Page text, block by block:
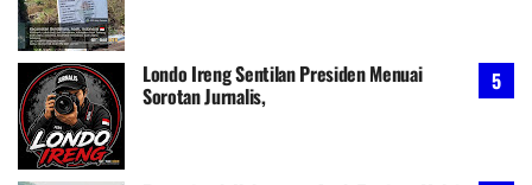
Londo Ireng Sentilan Presiden Menuai
Sorotan Jurnalis,